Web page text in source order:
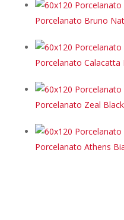
Porcelanato Bruno
Porcelanato Calacatta
Porcelanato Zeal Black
Porcelanato Athens